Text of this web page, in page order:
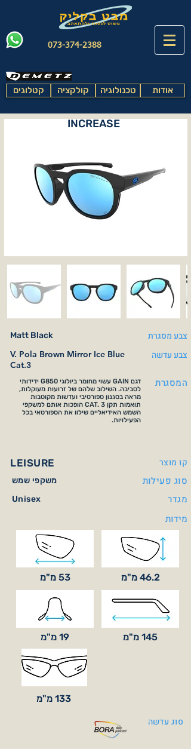
073-374-2388
קטלוגים קולקציה טכנולוגיה אודות
INCREASE
Matt Black צבע מסגרת
V. Pola Brown Mirror Ice Blue
Cat.3
צבע עדשה
דגם GAIN עשוי מחומר ביולוגי G850 ידידותי
לסביבה. השילוב שלהם של זרועות מעוקלות,
מראה בסגנון ספורטיבי ועדשות מקוטבות
תואמות תקן CAT. 3 הופכות אותם למשקפי
השמש האידיאליים שילוו את הספורטאי בכל
הפעילויות.
המסגרת
LEISURE קו מוצר
משקפי שמש סוג פעילות
Unisex
מגדר
מידות
53 מ"מ 46.2 מ"מ
19 מ"מ 145 מ"מ
133 מ"מ
סוג עדשה